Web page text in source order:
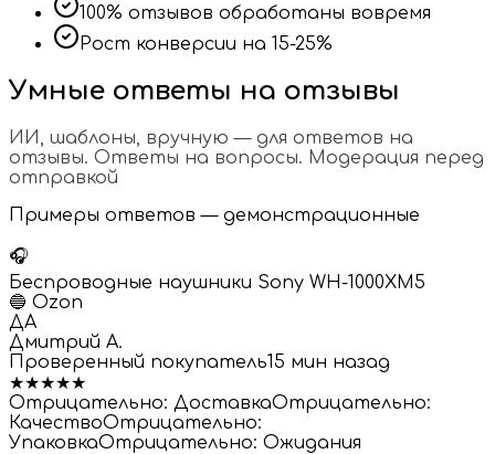
100% отзывов обработаны вовремя
Рост конверсии на 15-25%
Умные ответы на отзывы
ИИ, шаблоны, вручную — для ответов на
отзывы. Ответы на вопросы. Модерация перед
отправкой
Примеры ответов — демонстрационные
🎧
Беспроводные наушники Sony WH-1000XM5
🔵 Ozon
ДА
Дмитрий А.
Проверенный покупатель15 мин назад
★★★★★
Отрицательно: ДоставкаОтрицательно:
КачествоОтрицательно:
УпаковкаОтрицательно: Ожидания